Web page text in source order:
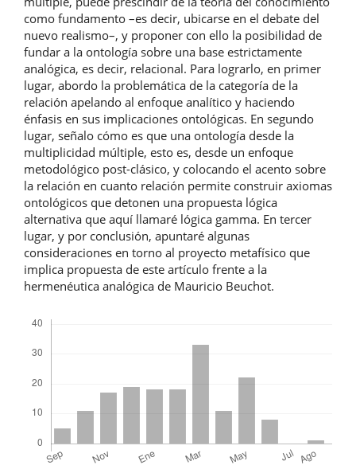
como fundamento –es decir, ubicarse en el debate del
nuevo realismo–, y proponer con ello la posibilidad de
fundar a la ontología sobre una base estrictamente
analógica, es decir, relacional. Para lograrlo, en primer
lugar, abordo la problemática de la categoría de la
relación apelando al enfoque analítico y haciendo
énfasis en sus implicaciones ontológicas. En segundo
lugar, señalo cómo es que una ontología desde la
multiplicidad múltiple, esto es, desde un enfoque
metodológico post-clásico, y colocando el acento sobre
la relación en cuanto relación permite construir axiomas
ontológicos que detonen una propuesta lógica
alternativa que aquí llamaré lógica gamma. En tercer
lugar, y por conclusión, apuntaré algunas
consideraciones en torno al proyecto metafísico que
implica propuesta de este artículo frente a la
hermenéutica analógica de Mauricio Beuchot.